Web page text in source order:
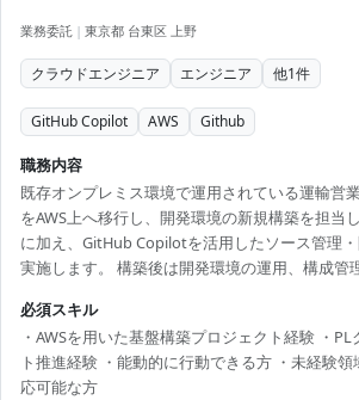
業務委託 | 東京都 台東区 上野
クラウドエンジニア エンジニア 他1件
GitHub Copilot AWS Github
職務内容
既存オンプレミス環境で運用されている運輸営
をAWS上へ移行し、開発環境の新規構築を担当
に加え、GitHub Copilotを活用したソース管理
実施します。 構築後は開発環境の運用、構成管
期運輸営業システム再構築プロジェクトへの継
ます。 【技術スタック】 ・クラウド：AWS ・
支援：GitHub Copilot
必須スキル
・AWSを用いた基盤構築プロジェクト経験 ・
ト推進経験 ・能動的に行動できる方 ・未経験
応可能な方